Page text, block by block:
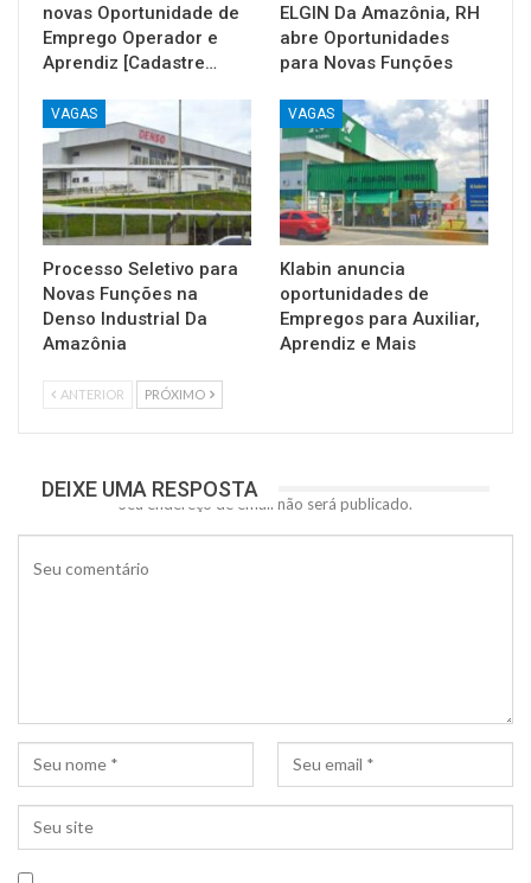
novas Oportunidade de
Emprego Operador e
Aprendiz [Cadastre…
ELGIN Da Amazônia, RH
abre Oportunidades
para Novas Funções
VAGAS
Processo Seletivo para
Novas Funções na
Denso Industrial Da
Amazônia
VAGAS
Klabin anuncia
oportunidades de
Empregos para Auxiliar,
Aprendiz e Mais
ANTERIOR PRÓXIMO
DEIXE UMA RESPOSTA
Seu endereço de email não será publicado.